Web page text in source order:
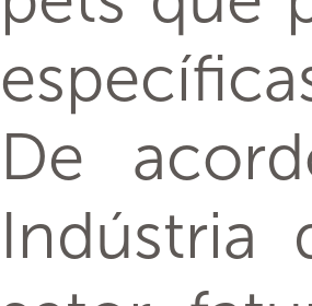
De
Indústria